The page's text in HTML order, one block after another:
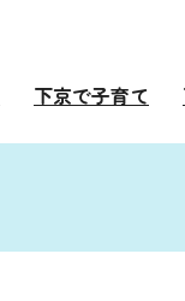
下京で子育て